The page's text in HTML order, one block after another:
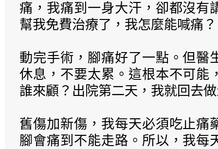
痛，我痛到一身大汗，卻都沒有
幫我免費治療了，我怎麼能喊痛？
動完手術，腳痛好了一點。但醫
休息，不要太累。這根本不可能
誰來顧？出院第二天，我就回去
舊傷加新傷，我每天必須吃止痛
腳會痛到不能走路。所以，我每